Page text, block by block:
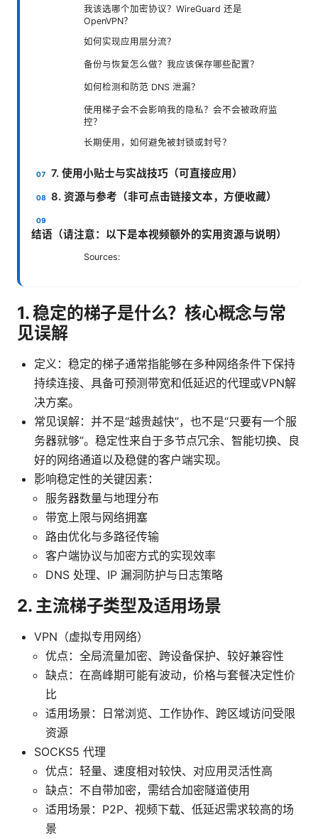
我该选哪个加密协议？WireGuard 还是
OpenVPN？
如何实现应用层分流？
备份与恢复怎么做？我应该保存哪些配置？
如何检测和防范 DNS 泄漏？
使用梯子会不会影响我的隐私？会不会被政府监
控？
长期使用，如何避免被封锁或封号？
7. 使用小贴士与实战技巧（可直接应用）
8. 资源与参考（非可点击链接文本，方便收藏）
结语（请注意：以下是本视频额外的实用资源与说明）
Sources:
1. 稳定的梯子是什么？核心概念与常
见误解
定义：稳定的梯子通常指能够在多种网络条件下保持
持续连接、具备可预测带宽和低延迟的代理或VPN解
决方案。
常见误解：并不是“越贵越快”，也不是“只要有一个服
务器就够”。稳定性来自于多节点冗余、智能切换、良
好的网络通道以及稳健的客户端实现。
影响稳定性的关键因素：
服务器数量与地理分布
带宽上限与网络拥塞
路由优化与多路径传输
客户端协议与加密方式的实现效率
DNS 处理、IP 漏洞防护与日志策略
2. 主流梯子类型及适用场景
VPN（虚拟专用网络）
优点：全局流量加密、跨设备保护、较好兼容性
缺点：在高峰期可能有波动，价格与套餐决定性价
比
适用场景：日常浏览、工作协作、跨区域访问受限
资源
SOCKS5 代理
优点：轻量、速度相对较快、对应用灵活性高
缺点：不自带加密，需结合加密隧道使用
适用场景：P2P、视频下载、低延迟需求较高的场
景